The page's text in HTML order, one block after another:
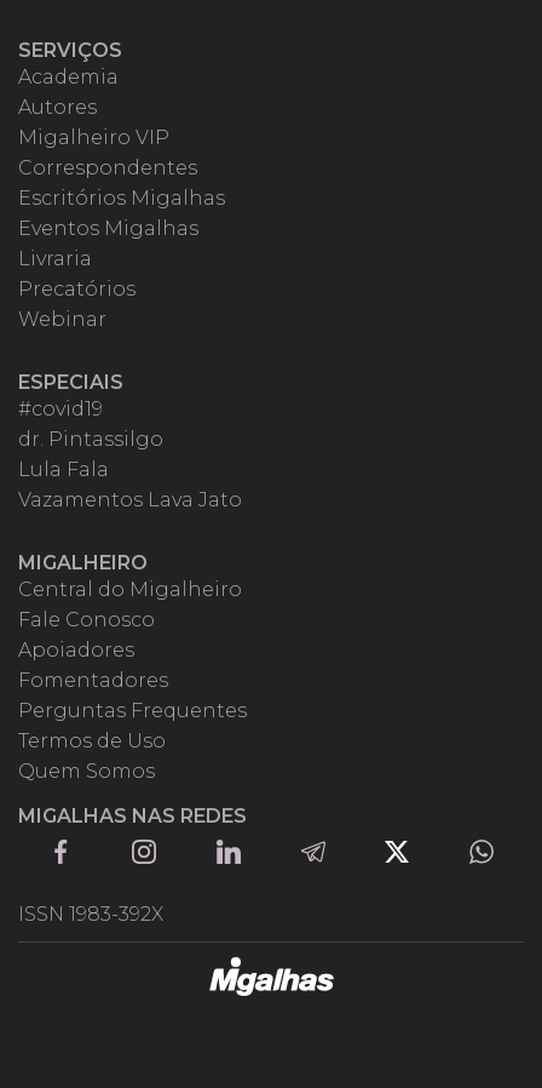
SERVIÇOS
Academia
Autores
Migalheiro VIP
Correspondentes
Escritórios Migalhas
Eventos Migalhas
Livraria
Precatórios
Webinar
ESPECIAIS
#covid19
dr. Pintassilgo
Lula Fala
Vazamentos Lava Jato
MIGALHEIRO
Central do Migalheiro
Fale Conosco
Apoiadores
Fomentadores
Perguntas Frequentes
Termos de Uso
Quem Somos
MIGALHAS NAS REDES
ISSN 1983-392X